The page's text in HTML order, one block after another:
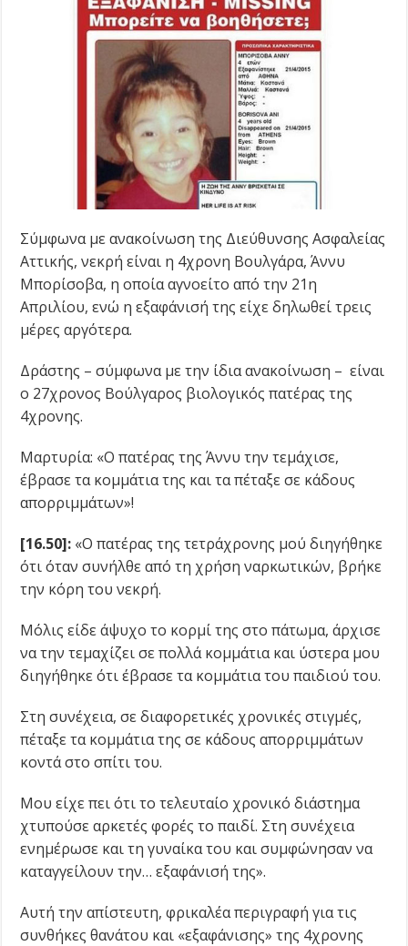
Σύμφωνα με ανακοίνωση της Διεύθυνσης Ασφαλείας
Αττικής, νεκρή είναι η 4χρονη Βουλγάρα, Άννυ
Μπορίσοβα, η οποία αγνοείτο από την 21η
Απριλίου, ενώ η εξαφάνισή της είχε δηλωθεί τρεις
μέρες αργότερα.
Δράστης – σύμφωνα με την ίδια ανακοίνωση – είναι
ο 27χρονος Βούλγαρος βιολογικός πατέρας της
4χρονης.
Μαρτυρία: «Ο πατέρας της Άννυ την τεμάχισε,
έβρασε τα κομμάτια της και τα πέταξε σε κάδους
απορριμμάτων»!
[16.50]: «Ο πατέρας της τετράχρονης μού διηγήθηκε
ότι όταν συνήλθε από τη χρήση ναρκωτικών, βρήκε
την κόρη του νεκρή.
Μόλις είδε άψυχο το κορμί της στο πάτωμα, άρχισε
να την τεμαχίζει σε πολλά κομμάτια και ύστερα μου
διηγήθηκε ότι έβρασε τα κομμάτια του παιδιού του.
Στη συνέχεια, σε διαφορετικές χρονικές στιγμές,
πέταξε τα κομμάτια της σε κάδους απορριμμάτων
κοντά στο σπίτι του.
Μου είχε πει ότι το τελευταίο χρονικό διάστημα
χτυπούσε αρκετές φορές το παιδί. Στη συνέχεια
ενημέρωσε και τη γυναίκα του και συμφώνησαν να
καταγγείλουν την… εξαφάνισή της».
Αυτή την απίστευτη, φρικαλέα περιγραφή για τις
συνθήκες θανάτου και «εξαφάνισης» της 4χρονης